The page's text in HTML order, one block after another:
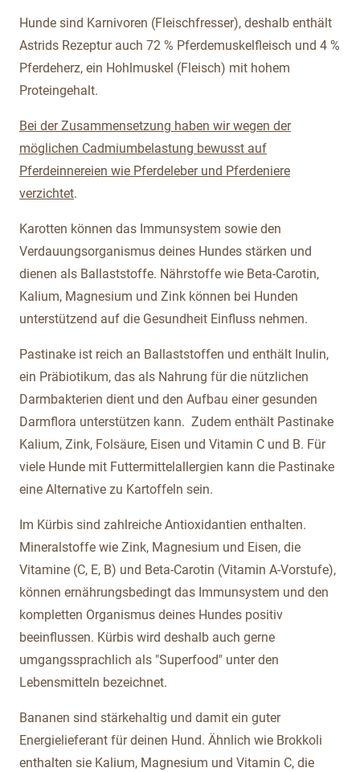
Hunde sind Karnivoren (Fleischfresser), deshalb enthält
Astrids Rezeptur auch 72 % Pferdemuskelfleisch und 4 %
Pferdeherz, ein Hohlmuskel (Fleisch) mit hohem
Proteingehalt.
Bei der Zusammensetzung haben wir wegen der
möglichen Cadmiumbelastung bewusst auf
Pferdeinnereien wie Pferdeleber und Pferdeniere
verzichtet.
Karotten können das Immunsystem sowie den
Verdauungsorganismus deines Hundes stärken und
dienen als Ballaststoffe. Nährstoffe wie Beta-Carotin,
Kalium, Magnesium und Zink können bei Hunden
unterstützend auf die Gesundheit Einfluss nehmen.
Pastinake ist reich an Ballaststoffen und enthält Inulin,
ein Präbiotikum, das als Nahrung für die nützlichen
Darmbakterien dient und den Aufbau einer gesunden
Darmflora unterstützen kann. Zudem enthält Pastinake
Kalium, Zink, Folsäure, Eisen und Vitamin C und B. Für
viele Hunde mit Futtermittelallergien kann die Pastinake
eine Alternative zu Kartoffeln sein.
Im Kürbis sind zahlreiche Antioxidantien enthalten.
Mineralstoffe wie Zink, Magnesium und Eisen, die
Vitamine (C, E, B) und Beta-Carotin (Vitamin A-Vorstufe),
können ernährungsbedingt das Immunsystem und den
kompletten Organismus deines Hundes positiv
beeinflussen. Kürbis wird deshalb auch gerne
umgangssprachlich als "Superfood" unter den
Lebensmitteln bezeichnet.
Bananen sind stärkehaltig und damit ein guter
Energielieferant für deinen Hund. Ähnlich wie Brokkoli
enthalten sie Kalium, Magnesium und Vitamin C, die